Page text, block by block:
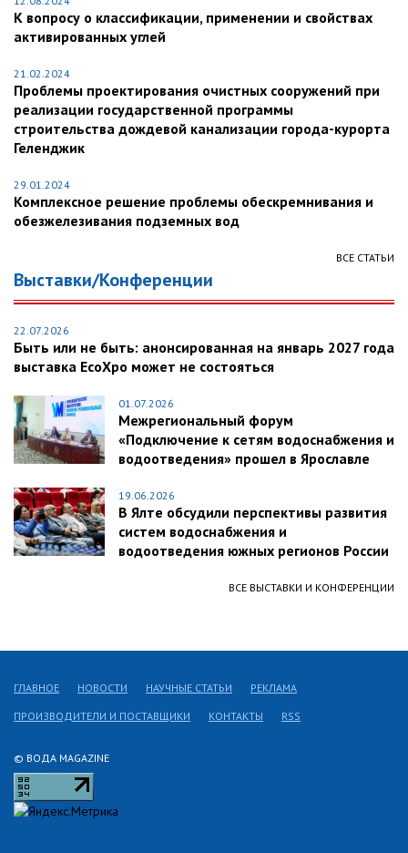
К вопросу о классификации, применении и свойствах
активированных углей
21.02.2024
Проблемы проектирования очистных сооружений при
реализации государственной программы
строительства дождевой канализации города-курорта
Геленджик
29.01.2024
Комплексное решение проблемы обескремнивания и
обезжелезивания подземных вод
ВСЕ СТАТЬИ
Выставки/Конференции
22.07.2026
Быть или не быть: анонсированная на январь 2027 года
выставка EcoXpo может не состояться
01.07.2026
Межрегиональный форум
«Подключение к сетям водоснабжения и
водоотведения» прошел в Ярославле
19.06.2026
В Ялте обсудили перспективы развития
систем водоснабжения и
водоотведения южных регионов России
ВСЕ ВЫСТАВКИ И КОНФЕРЕНЦИИ
© ВОДА MAGAZINE
ГЛАВНОЕ НОВОСТИ НАУЧНЫЕ СТАТЬИ РЕКЛАМА
ПРОИЗВОДИТЕЛИ И ПОСТАВЩИКИ КОНТАКТЫ RSS